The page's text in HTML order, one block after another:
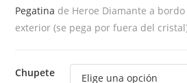
Pegatina de Heroe Diamante a
exterior (se pega por fuera del
Chupete